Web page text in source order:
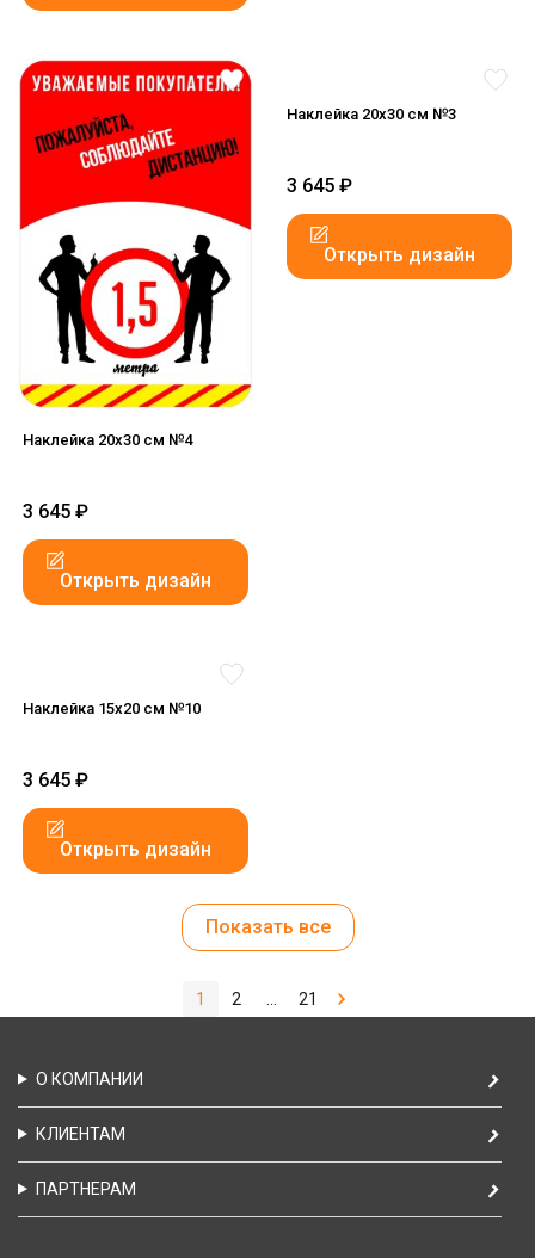
Наклейка 20x30 см №4
3 645 ₽
Открыть дизайн
Наклейка 20x30 см №3
3 645 ₽
Открыть дизайн
Наклейка 15x20 см №10
3 645 ₽
Открыть дизайн
Показать все
1 2 21
О КОМПАНИИ
КЛИЕНТАМ
ПАРТНЕРАМ